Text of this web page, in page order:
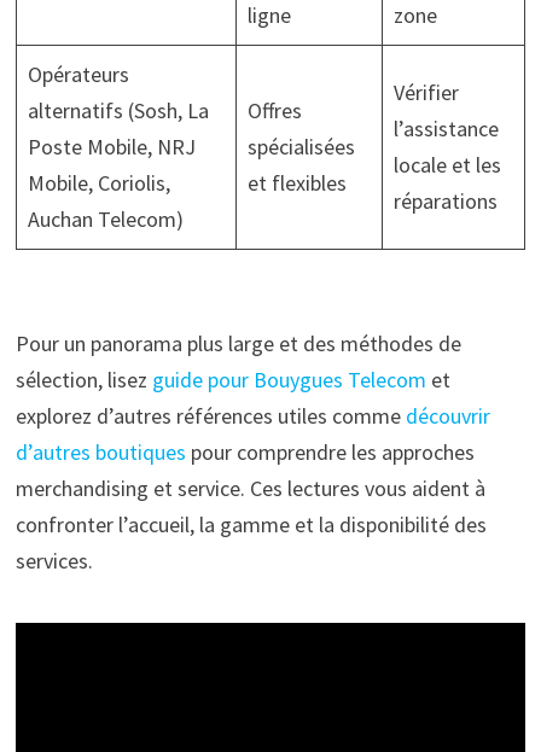
ligne
zone
Opérateurs
alternatifs (Sosh, La
Poste Mobile, NRJ
Mobile, Coriolis,
Auchan Telecom)
Offres
spécialisées
et flexibles
Vérifier
l’assistance
locale et les
réparations
Pour un panorama plus large et des méthodes de
sélection, lisez guide pour Bouygues Telecom et
explorez d’autres références utiles comme découvrir
d’autres boutiques pour comprendre les approches
merchandising et service. Ces lectures vous aident à
confronter l’accueil, la gamme et la disponibilité des
services.